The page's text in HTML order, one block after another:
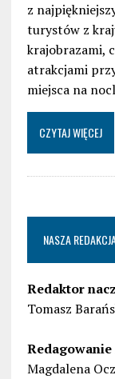
z
turystów z
krajobrazami,
atrakcjami
miejsca na
CZYTAJ WIĘCEJ
NASZA
Redaktor
Tomasz
Magdalena